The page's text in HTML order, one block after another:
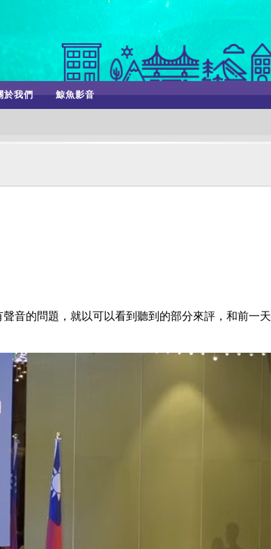
於我們 鯨魚影音
音的問題，就以可以看到聽到的部分來評，和前一天